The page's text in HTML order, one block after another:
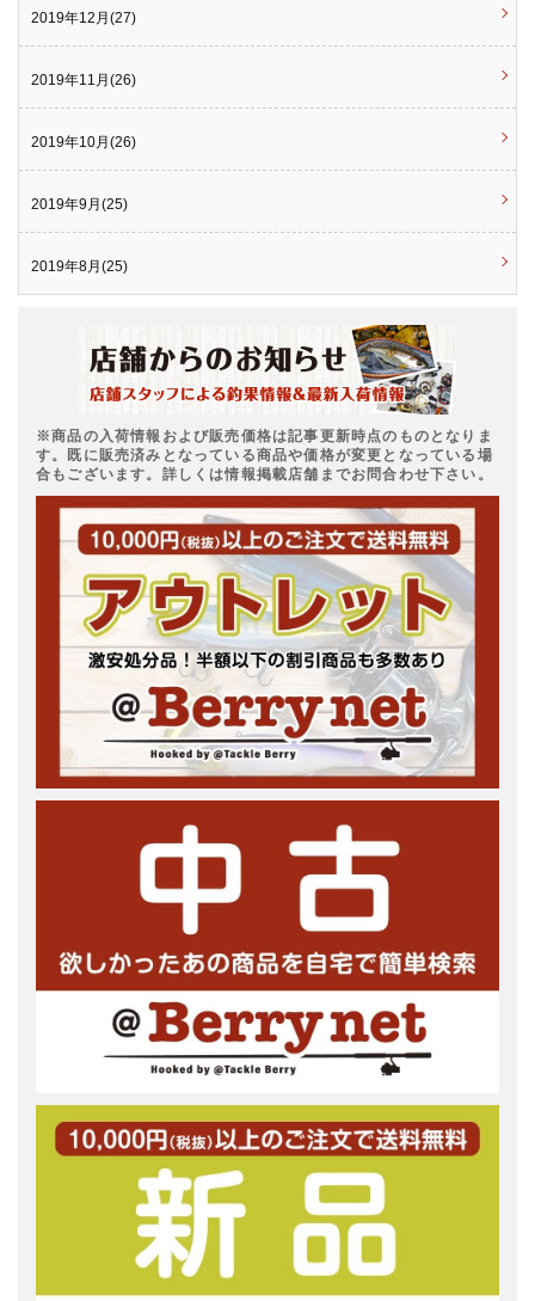
2019年12月(27)
2019年11月(26)
2019年10月(26)
2019年9月(25)
2019年8月(25)
※商品の入荷情報および販売価格は記事更新時点のものとなりま
す。既に販売済みとなっている商品や価格が変更となっている場
合もございます。詳しくは情報掲載店舗までお問合わせ下さい。